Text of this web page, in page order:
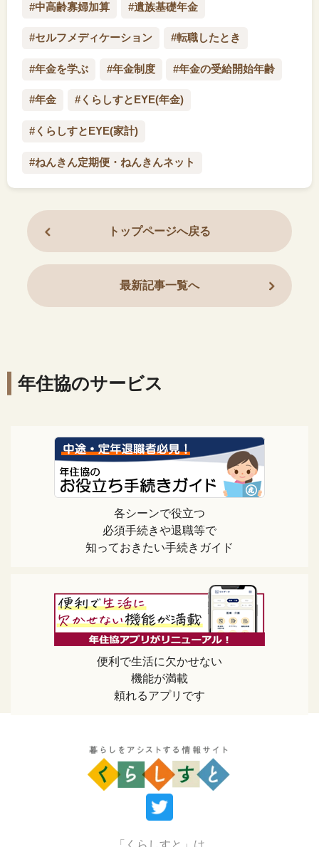
#中高齢寡婦加算 #遺族基礎年金
#セルフメディケーション #転職したとき
#年金を学ぶ #年金制度 #年金の受給開始年齢
#年金 #くらしすとEYE(年金)
#くらしすとEYE(家計)
#ねんきん定期便・ねんきんネット
トップページへ戻る
最新記事一覧へ
年住協のサービス
各シーンで役立つ
必須手続きや退職等で
知っておきたい手続きガイド
便利で生活に欠かせない
機能が満載
頼れるアプリです
「くらしすと」は